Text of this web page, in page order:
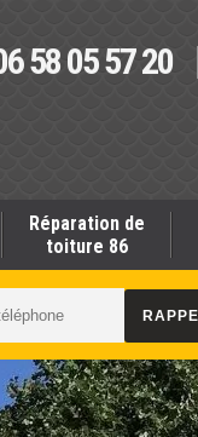
58 05 57 20
Réparation de
toiture 86